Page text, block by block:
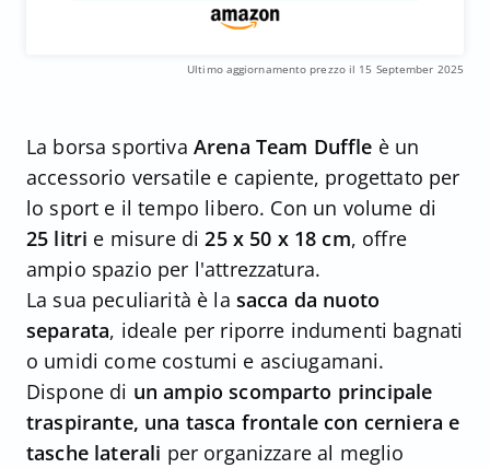
Ultimo aggiornamento prezzo il 15 September 2025
La borsa sportiva Arena Team Duffle è un
accessorio versatile e capiente, progettato per
lo sport e il tempo libero. Con un volume di
25 litri e misure di25 x 50 x 18 cm, offre
ampio spazio per l'attrezzatura.
La sua peculiarità è la sacca da nuoto
separata, ideale per riporre indumenti bagnati
o umidi come costumi e asciugamani.
Dispone di un ampio scomparto principale
traspirante, una tasca frontale con cerniera e
tasche laterali per organizzare al meglio